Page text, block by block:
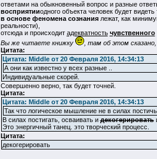
ответами на обыкновенный вопрос и разные
восприятииодного объекта человек будет
в основе феномена сознаниялежат, как
реальности),
отсюда и происходит адекватность чувственного
Вы же читаете книжку
, там об этом
Цитата:
Цитата: Middle от 20 Февраля 2016, 14:34:13
А они как известно у всех разные ..
Индивидуальные скорей.
Совершенно верно, так будет точней.
Цитата:
Цитата: Middle от 20 Февраля 2016, 14:34:13
Так что логическое мышление не в силах
В силах постигать, осваивать идекогерировать
Это энергичный танец. это творческий процесс.
Цитата:
декогерировать